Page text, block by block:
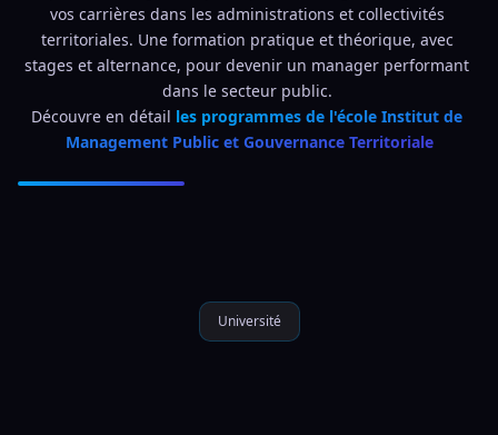
vos carrières dans les administrations et collectivités
territoriales. Une formation pratique et théorique, avec
stages et alternance, pour devenir un manager performant
dans le secteur public.
Découvre en détail les programmes de l'école Institut de
Management Public et Gouvernance Territoriale
Université